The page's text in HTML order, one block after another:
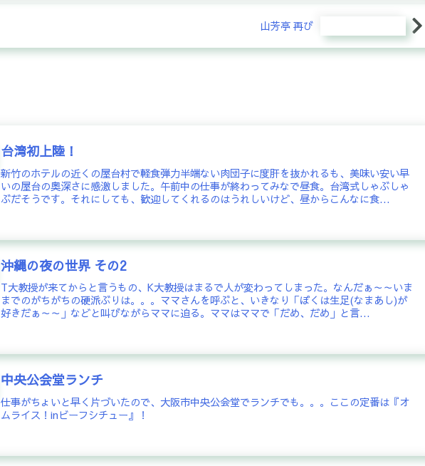
山芳亭 再び
台湾初上陸！
新竹のホテルの近くの屋台村で軽食弾力半端ない肉団子に度肝を抜かれるも、美味い安い早
いの屋台の奥深さに感激しました。午前中の仕事が終わってみなで昼食。台湾式しゃぶしゃ
ぶだそうです。それにしても、歓迎してくれるのはうれしいけど、昼からこんなに食...
沖縄の夜の世界 その2
T大教授が来てからと言うもの、K大教授はまるで人が変わってしまった。なんだぁ～～いま
までのがちがちの硬派ぶりは。。。ママさんを呼ぶと、いきなり「ぼくは生足(なまあし)が
好きだぁ～～」などと叫びながらママに迫る。ママはママで「だめ、だめ」と言...
中央公会堂ランチ
仕事がちょいと早く片づいたので、大阪市中央公会堂でランチでも。。。ここの定番は『オ
ムライス！inビーフシチュー』！